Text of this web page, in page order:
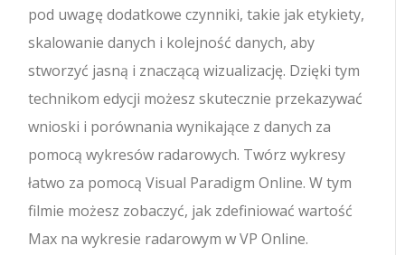
pod uwagę dodatkowe czynniki, takie jak etykiety,
skalowanie danych i kolejność danych, aby
stworzyć jasną i znaczącą wizualizację. Dzięki tym
technikom edycji możesz skutecznie przekazywać
wnioski i porównania wynikające z danych za
pomocą wykresów radarowych. Twórz wykresy
łatwo za pomocą Visual Paradigm Online. W tym
filmie możesz zobaczyć, jak zdefiniować wartość
Max na wykresie radarowym w VP Online.